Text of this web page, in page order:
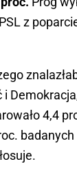
z
4,4